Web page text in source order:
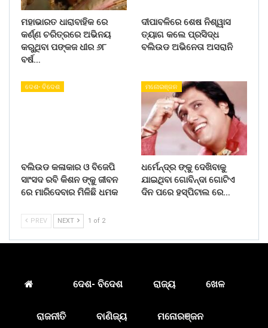
ମହାଭାରତ ଧାରାବାହିକ ରେ
କର୍ଣ୍ଣ ଚରିତ୍ରରେ ଅଭିନୟ
କରୁଥିବା ପଙ୍କଜ ଧୀର ୬୮
ବର୍ଷ…
ଦୀପାବଳିରେ ଶେଷ ନିଶ୍ୱାସ
ତ୍ୟାଗ କଲେ ପ୍ରସିଦ୍ଧ
ବଲିଉଡ ଅଭିନେତା ଅସରାନି
ଦେଶ- ବିଦେଶ
ବଲିଉଡ କଳାକାର ଓ ବିଜେପି
ସାଂସଦ ରବି କିଶନ ଙ୍କୁ ଜୀବନ
ରେ ମାରିଦେବାର ମିଳିଛି ଧମକ
ମନୋରଞ୍ଜନ
ଧର୍ମେନ୍ଦ୍ର ଙ୍କୁ ଦେଖିବାକୁ
ଯାଇଥିବା ଗୋବିନ୍ଦା ଗୋଟିଏ
ଦିନ ପରେ ହସ୍ପିଟାଲ ରେ…
PREV NEXT 1 of 2
ଦେଶ- ବିଦେଶ ରାଜ୍ୟ ଖେଳ
ରାଜନୀତି ବାଣିଜ୍ୟ ମନୋରଞ୍ଜନ